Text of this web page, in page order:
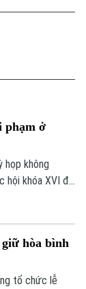
phạm ở
họp không
hội khóa XVI đã
hòa bình
tổ chức lễ